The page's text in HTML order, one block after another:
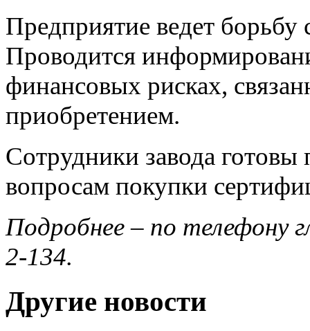
Предприятие ведет
Проводится
финансовых рисках,
приобретением.
Сотрудники завода готовы
вопросам покупки
Подробнее – по телефону
2-134.
Другие новости